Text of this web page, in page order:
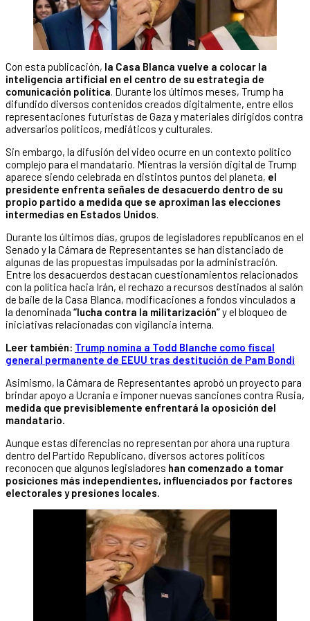
Con esta publicación, la Casa Blanca vuelve a colocar la
inteligencia artificial en el centro de su estrategia de
comunicación política. Durante los últimos meses, Trump ha
difundido diversos contenidos creados digitalmente, entre ellos
representaciones futuristas de Gaza y materiales dirigidos contra
adversarios políticos, mediáticos y culturales.
Sin embargo, la difusión del video ocurre en un contexto político
complejo para el mandatario. Mientras la versión digital de Trump
aparece siendo celebrada en distintos puntos del planeta, el
presidente enfrenta señales de desacuerdo dentro de su
propio partido a medida que se aproximan las elecciones
intermedias en Estados Unidos.
Durante los últimos días, grupos de legisladores republicanos en el
Senado y la Cámara de Representantes se han distanciado de
algunas de las propuestas impulsadas por la administración.
Entre los desacuerdos destacan cuestionamientos relacionados
con la política hacia Irán, el rechazo a recursos destinados al salón
de baile de la Casa Blanca, modificaciones a fondos vinculados a
la denominada “lucha contra la militarización”y el bloqueo de
iniciativas relacionadas con vigilancia interna.
Leer también: Trump nomina a Todd Blanche como fiscal
general permanente de EEUU tras destitución de Pam Bondi
Asimismo, la Cámara de Representantes aprobó un proyecto para
brindar apoyo a Ucrania e imponer nuevas sanciones contra Rusia,
medida que previsiblemente enfrentará la oposición del
mandatario.
Aunque estas diferencias no representan por ahora una ruptura
dentro del Partido Republicano, diversos actores políticos
reconocen que algunos legisladores han comenzado a tomar
posiciones más independientes, influenciados por factores
electorales y presiones locales.